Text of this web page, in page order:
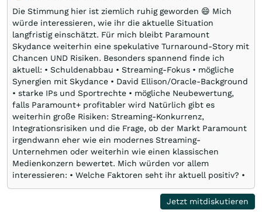
Die Stimmung hier ist ziemlich ruhig geworden 😄 Mich
würde interessieren, wie ihr die aktuelle Situation
langfristig einschätzt. Für mich bleibt Paramount
Skydance weiterhin eine spekulative Turnaround-Story mit
Chancen UND Risiken. Besonders spannend finde ich
aktuell: • Schuldenabbau • Streaming-Fokus • mögliche
Synergien mit Skydance • David Ellison/Oracle-Background
• starke IPs und Sportrechte • mögliche Neubewertung,
falls Paramount+ profitabler wird Natürlich gibt es
weiterhin große Risiken: Streaming-Konkurrenz,
Integrationsrisiken und die Frage, ob der Markt Paramount
irgendwann eher wie ein modernes Streaming-
Unternehmen oder weiterhin wie einen klassischen
Medienkonzern bewertet. Mich würden vor allem
interessieren: • Welche Faktoren seht ihr aktuell positiv? •
Was wären eure größten Red Flags? • Welche Kennzahlen
beobachtet ihr aktuell am stärksten? Vielleicht findet man
gemeinsam noch Informationen oder Perspektiven, die
Jetzt mitdiskutieren